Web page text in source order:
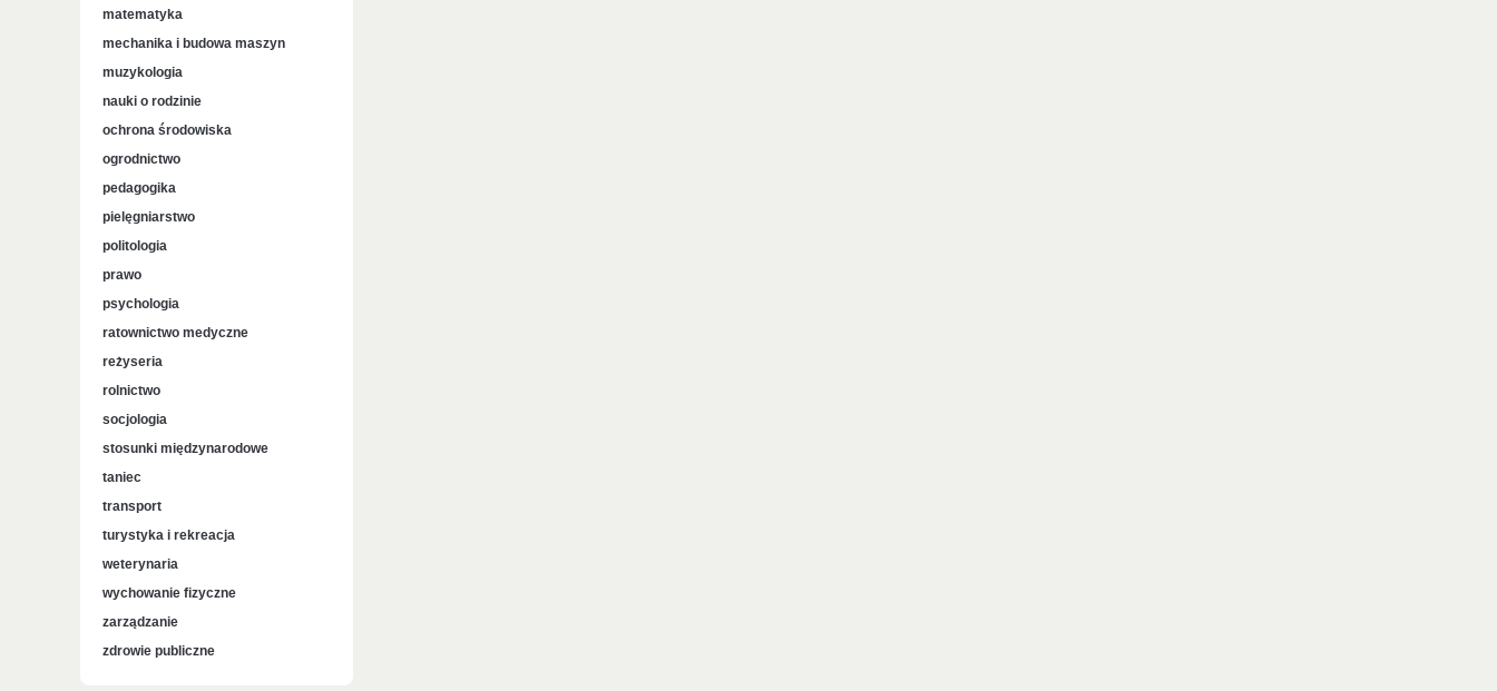
matematyka
mechanika i budowa maszyn
muzykologia
nauki o rodzinie
ochrona środowiska
ogrodnictwo
pedagogika
pielęgniarstwo
politologia
prawo
psychologia
ratownictwo medyczne
reżyseria
rolnictwo
socjologia
stosunki międzynarodowe
taniec
transport
turystyka i rekreacja
weterynaria
wychowanie fizyczne
zarządzanie
zdrowie publiczne